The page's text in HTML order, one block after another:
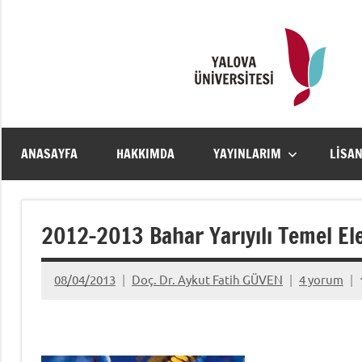
ANASAYFA HAKKIMDA YAYINLARIM
2012-2013 Bahar Yarıyılı Temel
08/04/2013 Doç. Dr. Aykut Fatih GÜVEN 4 yorum